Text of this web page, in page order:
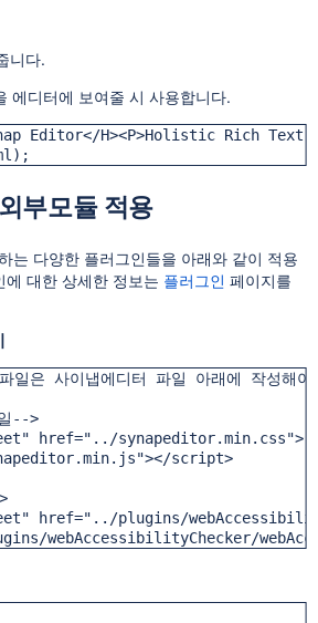
니다.
에디터에 보여줄 시 사용합니다.
Editor</H><P>Holistic Rich Text
부모듈 적용
는 다양한 플러그인들을 아래와 같이 적용
에 대한 상세한 정보는 플러그인 페이지를
은 사이냅에디터 파일 아래에 작성해
-->
href="../synapeditor.min.css">
script>
href="../plugins/
webAccessibilityChecker/